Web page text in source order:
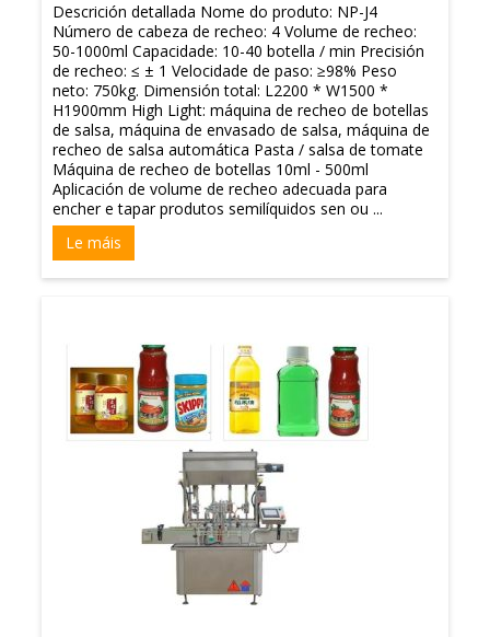
Descrición detallada Nome do produto: NP-J4
Número de cabeza de recheo: 4 Volume de recheo:
50-1000ml Capacidade: 10-40 botella / min Precisión
de recheo: ≤ ± 1 Velocidade de paso: ≥98% Peso
neto: 750kg. Dimensión total: L2200 * W1500 *
H1900mm High Light: máquina de recheo de botellas
de salsa, máquina de envasado de salsa, máquina de
recheo de salsa automática Pasta / salsa de tomate
Máquina de recheo de botellas 10ml - 500ml
Aplicación de volume de recheo adecuada para
encher e tapar produtos semilíquidos sen ou ...
Le máis